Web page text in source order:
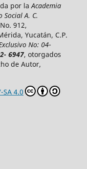
por la Academia
A. C.
912,
Yucatán, C.P.
No: 04-
6947, otorgados
de Autor,
SA 4.0